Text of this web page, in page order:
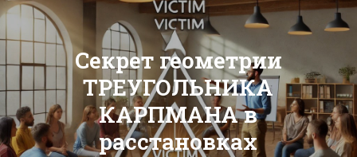
Секрет геометрии
ТРЕУГОЛЬНИКА
КАРПМАНА в
расстановках